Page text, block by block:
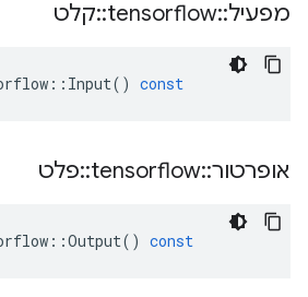
מפעיל::
tensorflow
::קלט
:: Input() const
אופרטור::
tensorflow
::פלט
::Output() const